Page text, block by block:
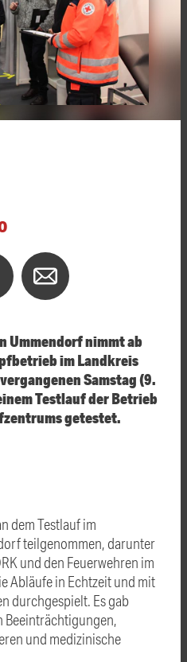
Ummendorf nimmt ab
im Landkreis
Samstag (9.
Testlauf der Betrieb
getestet.
dem Testlauf im
teilgenommen, darunter
und den Feuerwehren im
Abläufe in Echtzeit und mit
durchgespielt. Es gab
Beeinträchtigungen,
und medizinische